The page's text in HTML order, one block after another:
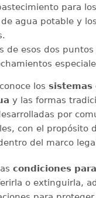
para
agua potable y
de esos dos
los sistemas
y las formas
por
con el propósito
del marco
condiciones
o extinguirla,